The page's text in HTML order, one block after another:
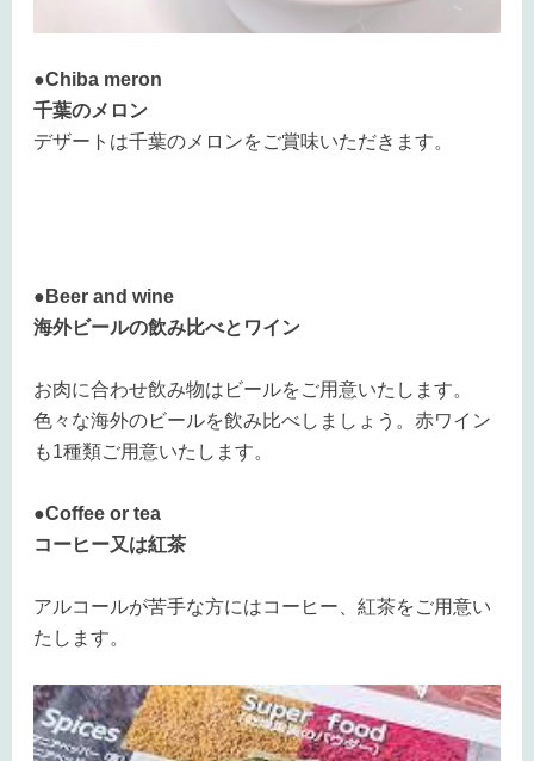
●Chiba meron
千葉のメロン
デザートは千葉のメロンをご賞味いただきます。
●Beer and wine
海外ビールの飲み比べとワイン
お肉に合わせ飲み物はビールをご用意いたします。
色々な海外のビールを飲み比べしましょう。赤ワイン
も1種類ご用意いたします。
●Coffee or tea
コーヒー又は紅茶
アルコールが苦手な方にはコーヒー、紅茶をご用意い
たします。